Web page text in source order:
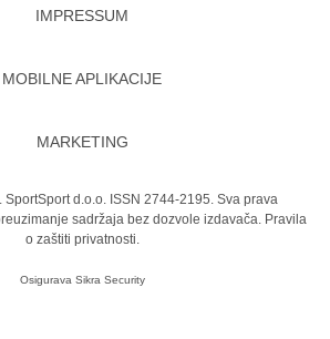
IMPRESSUM
MOBILNE APLIKACIJE
MARKETING
d.o.o. ISSN 2744-2195. Sva prava
sadržaja bez dozvole izdavača. Pravila
o zaštiti privatnosti.
Osigurava Sikra Security